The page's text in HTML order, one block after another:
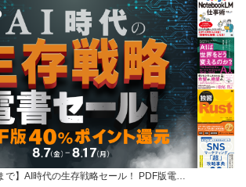
で】AI時代の生存戦略セール！ PDF版電…